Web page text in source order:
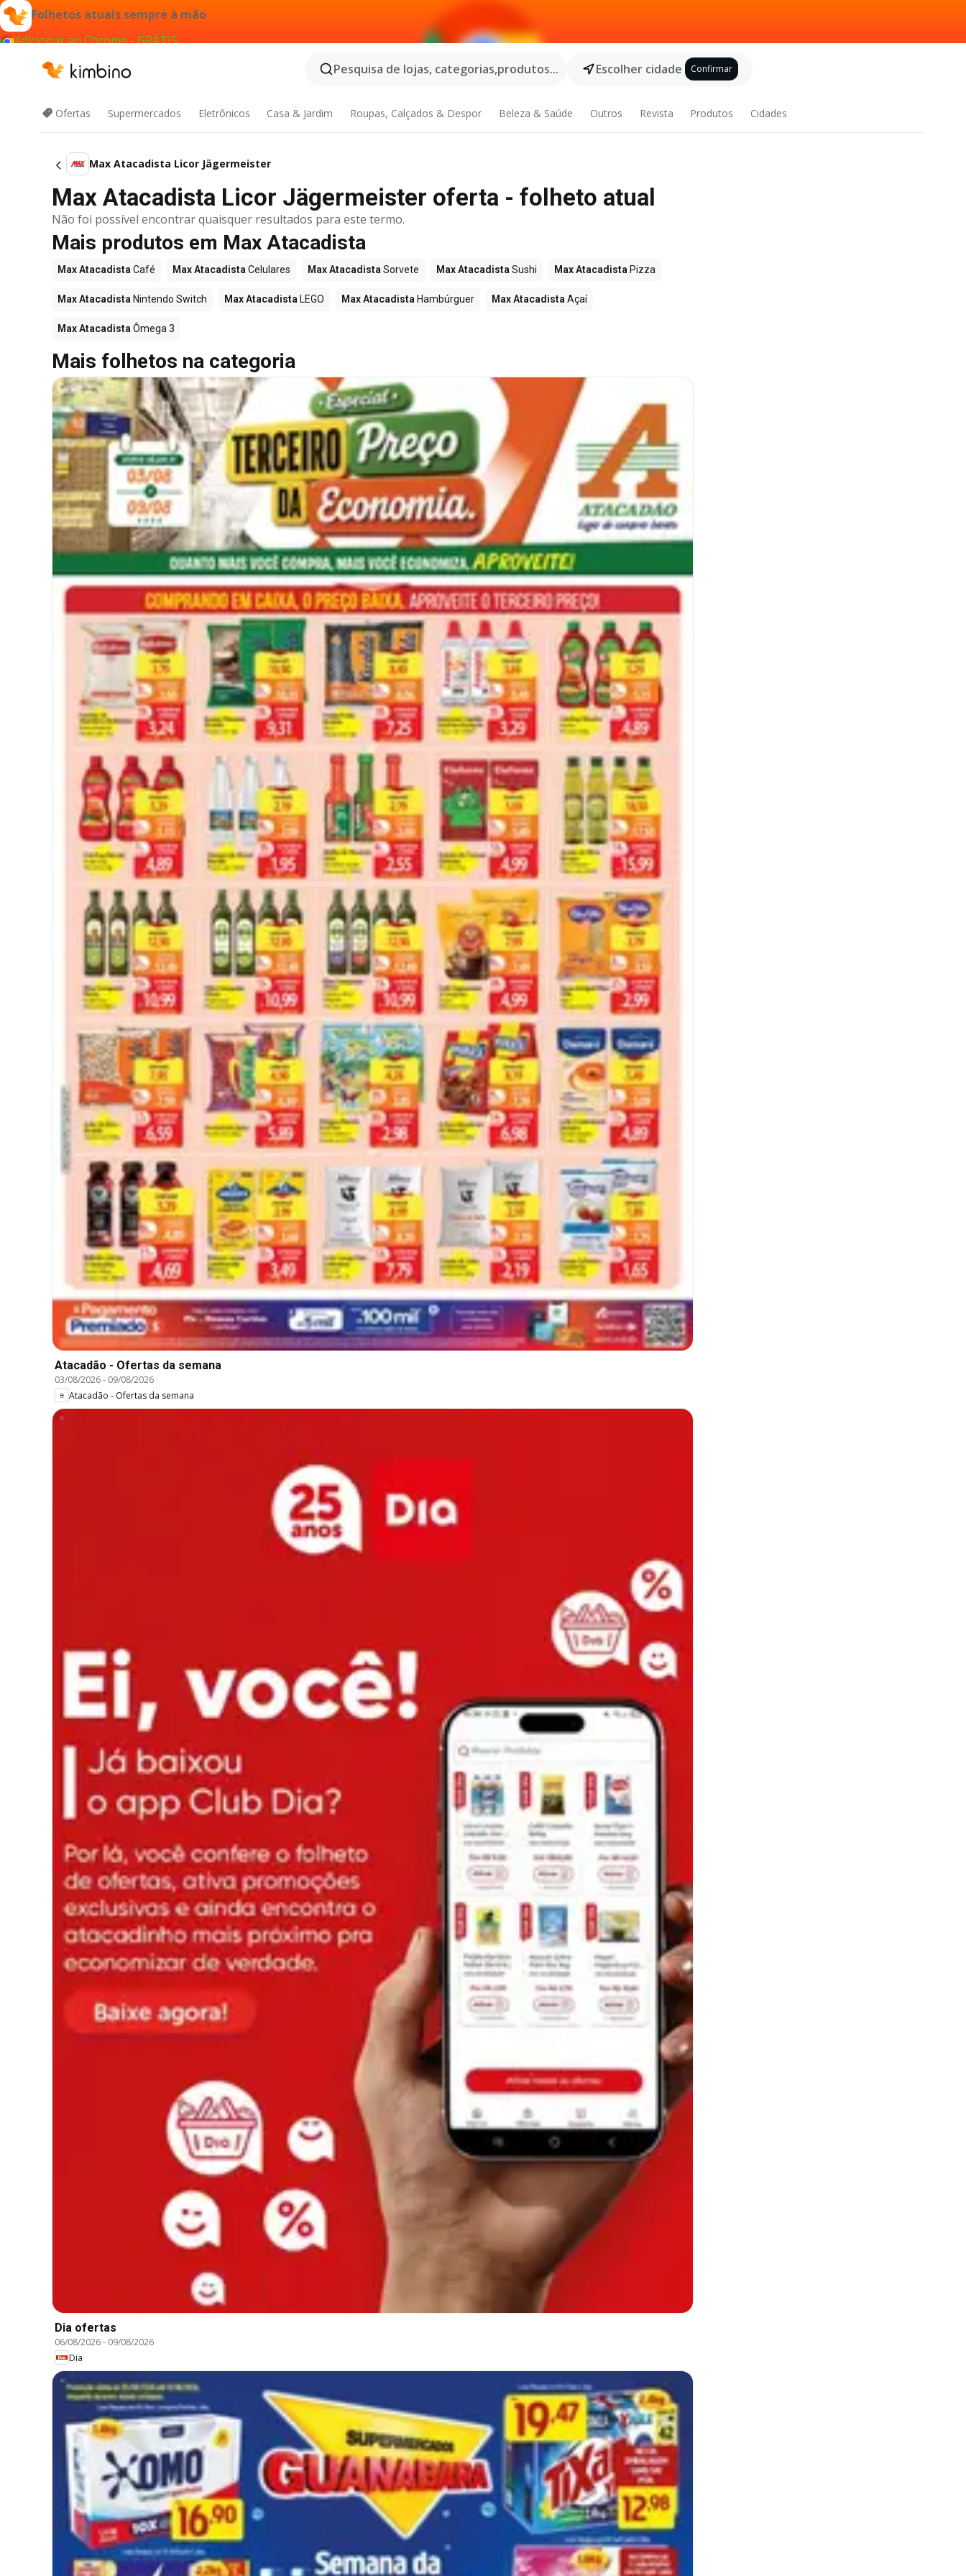
Folhetos atuais sempre à mão
Adicionar ao Chrome - GRÁTIS
Pesquisa de lojas, categorias,produtos...
Escolher cidade Confirmar
Ofertas Supermercados Eletrônicos Casa & Jardim Roupas, Calçados & Despor Beleza & Saúde Outros Revista Produtos Cidades
Max Atacadista Licor Jägermeister
Max Atacadista Licor Jägermeister oferta - folheto atual
Não foi possível encontrar quaisquer resultados para este termo.
Mais produtos em Max Atacadista
Max Atacadista Café Max Atacadista Celulares Max Atacadista Sorvete Max Atacadista Sushi Max Atacadista Pizza
Max Atacadista Nintendo Switch Max Atacadista LEGO Max Atacadista Hambúrguer Max Atacadista Açaí
Max Atacadista Ômega 3
Mais folhetos na categoria
Atacadão - Ofertas da semana
03/08/2026- 09/08/2026
Atacadão - Ofertas da semana
Dia ofertas
06/08/2026- 09/08/2026
Dia